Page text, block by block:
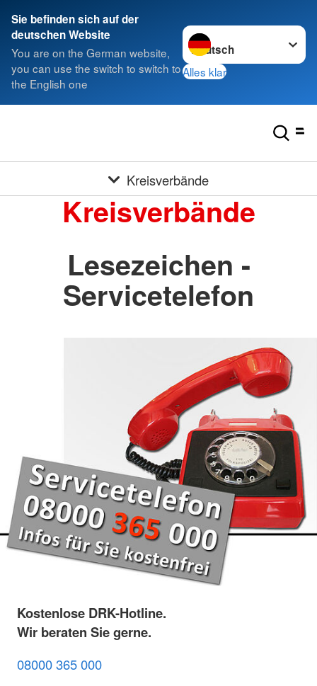
Sie befinden sich auf der
deutschen Website
You are on the German website,
you can use the switch to switch to
the English one
Sprache wechseln zu
Alles klar
Kreisverbände
Kreisverbände
Lesezeichen -
Servicetelefon
Kostenlose DRK-Hotline.
Wir beraten Sie gerne.
08000 365 000